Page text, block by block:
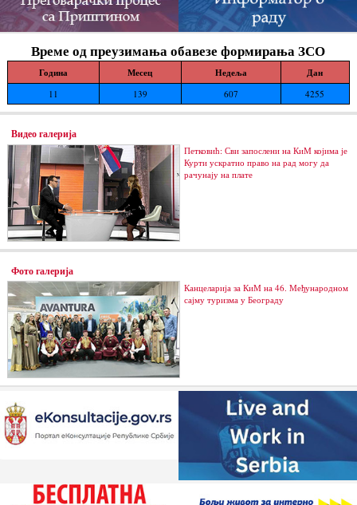
Време од преузимања обавезе формирања ЗСО
Година Месец Недеља Дан
11 139 607 4255
Видео галерија
Петковић: Сви запослени на КиМ којима је
Курти ускратио право на рад могу да
рачунају на плате
Фото галерија
Канцеларија за КиМ на 46. Међународном
сајму туризма у Београду